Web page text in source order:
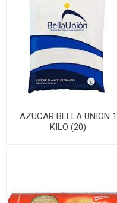
AZUCAR BELLA UNION 1
KILO (20)